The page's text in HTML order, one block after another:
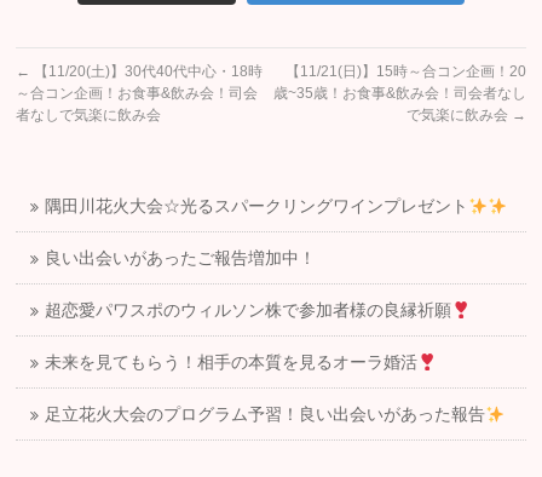
←
【11/20(土)】30代40代中心・18時
～合コン企画！お食事&飲み会！司会
者なしで気楽に飲み会
【11/21(日)】15時～合コン企画！20
歳~35歳！お食事&飲み会！司会者なし
で気楽に飲み会 →
隅田川花火大会☆光るスパークリングワインプレゼント
良い出会いがあったご報告増加中！
超恋愛パワスポのウィルソン株で参加者様の良縁祈願
未来を見てもらう！相手の本質を見るオーラ婚活
足立花火大会のプログラム予習！良い出会いがあった報告